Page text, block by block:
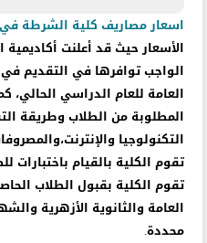
اسعار مصاريف كلية الشرطة
الأسعار حيث قد أعلنت
الواجب توافرها في التقديم
العامة للعام الدراسي الحالي،
المطلوبة من الطلاب وطريقة
التكنولوجيا
تقوم الكلية بالقيام باختبارات
تقوم الكلية بقبول الطلاب
العامة والثانوية الأزهرية
محددة.